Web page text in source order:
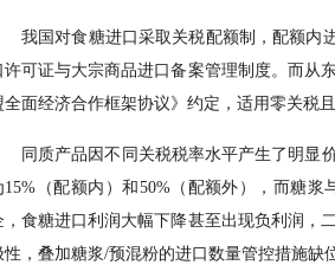
我国对食糖进口采取关税配额制，配额内
许可证与大宗商品进口备案管理制度。而从
全面经济合作框架协议》约定，适用零关税
同质产品因不同关税税率水平产生了明显
15%（配额内）和50%（配额外），而糖
，食糖进口利润大幅下降甚至出现负利润，
性，叠加糖浆/预混粉的进口数量管控措施缺